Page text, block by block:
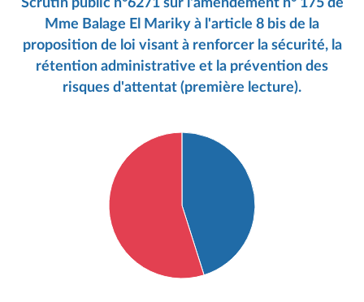
Scrutin public n°6271 sur l'amendement n° 175 de
Mme Balage El Mariky à l'article 8 bis de la
proposition de loi visant à renforcer la sécurité, la
rétention administrative et la prévention des
risques d'attentat (première lecture).